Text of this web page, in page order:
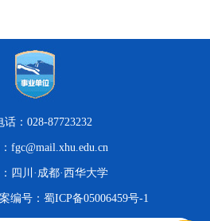
话：028-87723232
川·成都·西华大学
编号：蜀ICP备05006459号-1